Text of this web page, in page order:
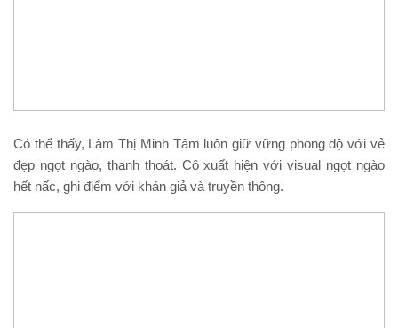
Có thể thấy, Lâm Thị Minh Tâm luôn giữ vững phong độ với vẻ
đẹp ngọt ngào, thanh thoát. Cô xuất hiện với visual ngọt ngào
hết nấc, ghi điểm với khán giả và truyền thông.